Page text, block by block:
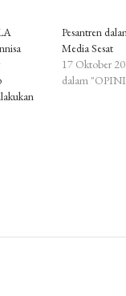
Pesantren
Media Sesat
17 Oktober
dalam